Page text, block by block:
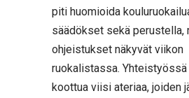
piti huomioida
säädökset sekä perustella,
ohjeistukset näkyvät viikon
ruokalistassa.
koottua viisi ateriaa, joiden